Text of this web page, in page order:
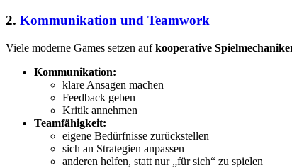
2. Kommunikation und Teamwork
Viele moderne Games setzen aufkooperative
Kommunikation:
klare Ansagen machen
Feedback geben
Kritik annehmen
Teamfähigkeit:
eigene Bedürfnisse zurückstellen
sich an Strategien anpassen
anderen helfen, statt nur „für sich“ zu spielen